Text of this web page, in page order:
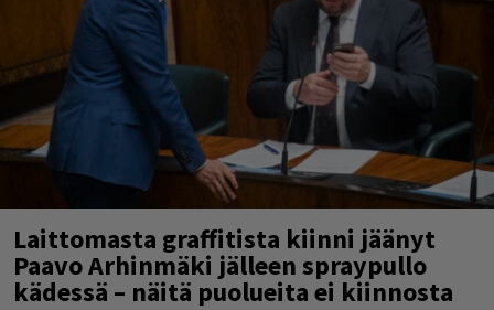
Laittomasta graffitista kiinni jäänyt
Paavo Arhinmäki jälleen spraypullo
kädessä – näitä puolueita ei kiinnosta